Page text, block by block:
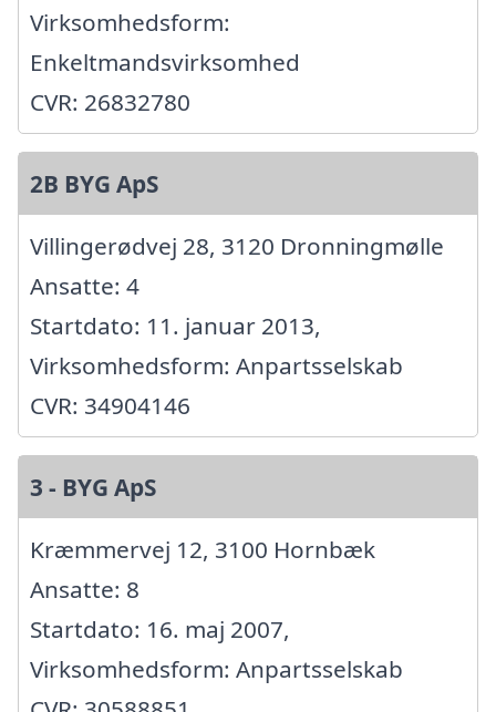
Virksomhedsform:
Enkeltmandsvirksomhed
CVR: 26832780
2B BYG ApS
Villingerødvej 28, 3120 Dronningmølle
Ansatte: 4
Startdato: 11. januar 2013,
Virksomhedsform: Anpartsselskab
CVR: 34904146
3 - BYG ApS
Kræmmervej 12, 3100 Hornbæk
Ansatte: 8
Startdato: 16. maj 2007,
Virksomhedsform: Anpartsselskab